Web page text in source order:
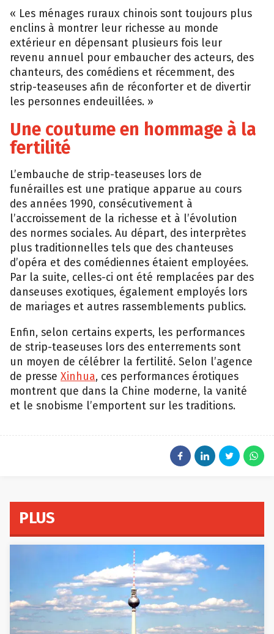
« Les ménages ruraux chinois sont toujours plus
enclins à montrer leur richesse au monde
extérieur en dépensant plusieurs fois leur
revenu annuel pour embaucher des acteurs, des
chanteurs, des comédiens et récemment, des
strip-teaseuses afin de réconforter et de divertir
les personnes endeuillées. »
Une coutume en hommage à la
fertilité
L’embauche de strip-teaseuses lors de
funérailles est une pratique apparue au cours
des années 1990, consécutivement à
l’accroissement de la richesse et à l’évolution
des normes sociales. Au départ, des interprètes
plus traditionnelles tels que des chanteuses
d’opéra et des comédiennes étaient employées.
Par la suite, celles-ci ont été remplacées par des
danseuses exotiques, également employés lors
de mariages et autres rassemblements publics.
Enfin, selon certains experts, les performances
de strip-teaseuses lors des enterrements sont
un moyen de célébrer la fertilité. Selon l’agence
de presse Xinhua, ces performances érotiques
montrent que dans la Chine moderne, la vanité
et le snobisme l’emportent sur les traditions.
PLUS